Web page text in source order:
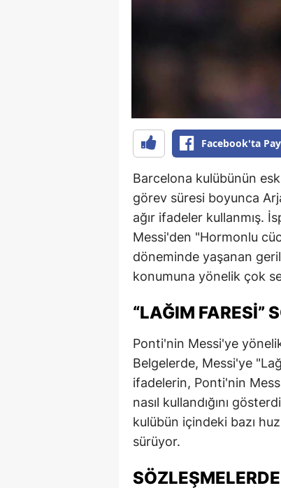
Facebook'ta
Barcelona kulübünün
görev süresi boyunca
ağır ifadeler kullanmış.
Messi'den "Hormonlu
döneminde yaşanan
konumuna yönelik çok
“LAĞIM FARESI”
Ponti'nin Messi'ye yönelik
Belgelerde, Messi'ye
ifadelerin, Ponti'nin
nasıl kullandığını
kulübün içindeki bazı
sürüyor.